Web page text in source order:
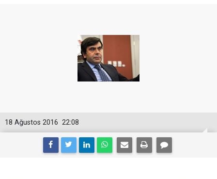
22:08
18 Ağustos 2016